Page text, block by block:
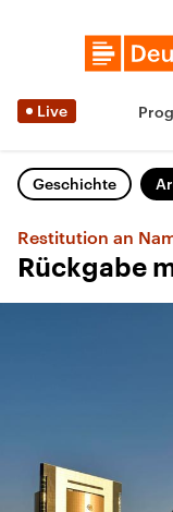
Live
Geschichte
Restitution an
Rückgabe